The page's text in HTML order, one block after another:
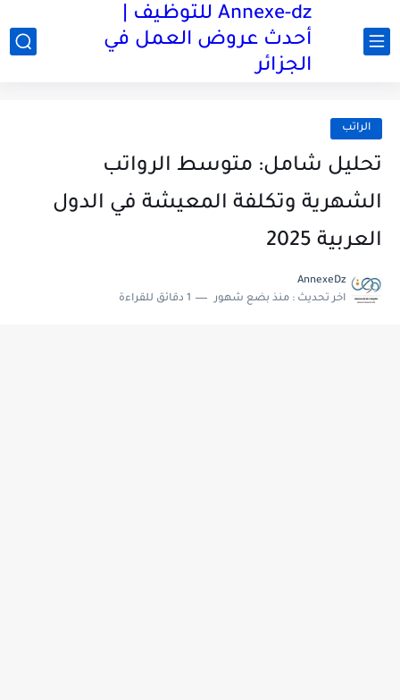
Annexe-dz للتوظيف |
أحدث عروض العمل في
الجزائر
الراتب
تحليل شامل: متوسط الرواتب
الشهرية وتكلفة المعيشة في الدول
العربية 2025
AnnexeDz
اخر تحديث : منذ بضع شهور 1 دقائق للقراءة